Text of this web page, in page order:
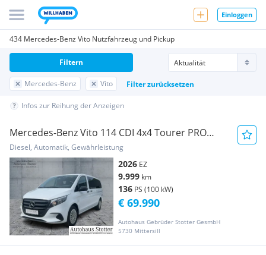
Einloggen
434 Mercedes-Benz Vito Nutzfahrzeug und Pickup
Mercedes-Benz Vito Filter zurücksetzen
Filtern
Infos zur Reihung der Anzeigen
Mercedes-Benz Vito 114 CDI 4x4 Tourer PRO
Extralang *MBUX*RKam Bus
Diesel, Automatik, Gewährleistung
2026 EZ
9.999 km
136 PS (100 kW)
Autohaus Gebrüder Stotter GesmbH
5730 Mittersill
€ 69.990